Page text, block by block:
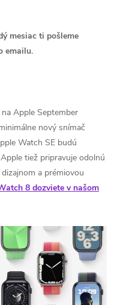
mesiac ti pošleme
emailu.
Apple September
nový snímač
Watch SE budú
tiež pripravuje odolnú
a prémiovou
8 dozviete v našom